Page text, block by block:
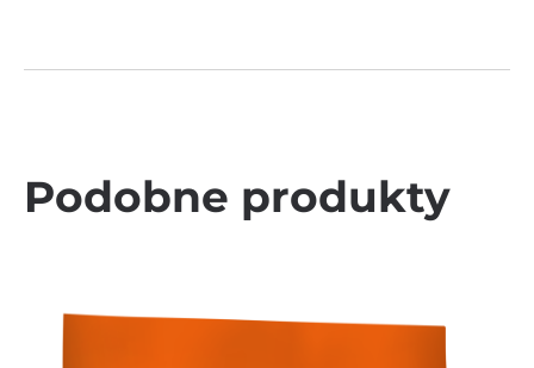
Podobne produkty